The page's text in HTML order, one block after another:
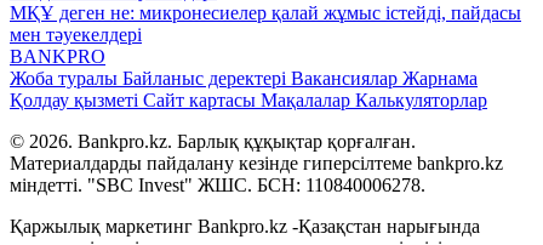
МҚҰ деген не: микронесиелер қалай жұмыс істейді, пайдасы
мен тәуекелдері
BANKPRO
Жоба туралы Байланыс деректері Вакансиялар Жарнама
Қолдау қызметі Сайт картасы Мақалалар Калькуляторлар
© 2026. Bankpro.kz. Барлық құқықтар қорғалған.
Материалдарды пайдалану кезінде гиперсілтеме bankpro.kz
міндетті. "SBC Invest" ЖШС. БСН: 110840006278.
Қаржылық маркетинг Bankpro.kz -Қазақстан нарығында